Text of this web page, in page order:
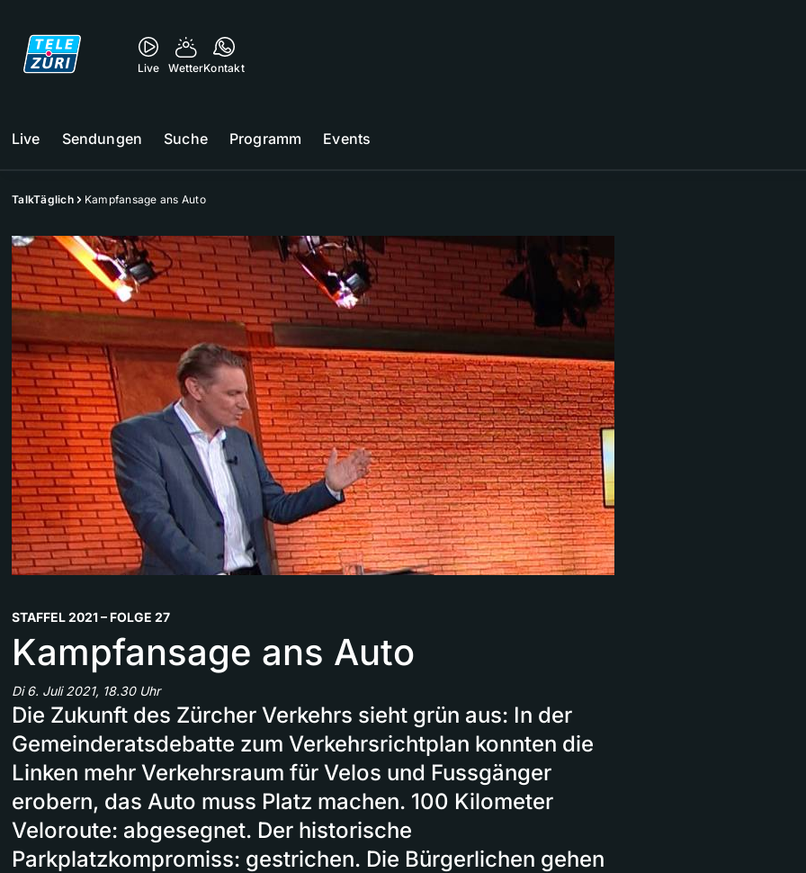
Live WetterKontakt
Live Sendungen Suche Programm Events
TalkTäglich Kampfansage ans Auto
STAFFEL 2021 – FOLGE 27
Kampfansage ans Auto
Di 6. Juli 2021, 18.30 Uhr
Die Zukunft des Zürcher Verkehrs sieht grün aus: In der
Gemeinderatsdebatte zum Verkehrsrichtplan konnten die
Linken mehr Verkehrsraum für Velos und Fussgänger
erobern, das Auto muss Platz machen. 100 Kilometer
Veloroute: abgesegnet. Der historische
Parkplatzkompromiss: gestrichen. Die Bürgerlichen gehen